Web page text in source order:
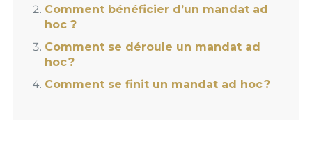
Comment bénéficier d’un mandat ad
hoc ?
Comment se déroule un mandat ad
hoc ?
Comment se finit un mandat ad hoc ?